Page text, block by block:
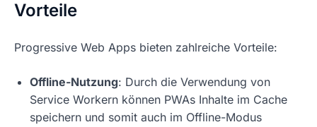
Vorteile
Progressive Web Apps bieten zahlreiche Vorteile:
Offline-Nutzung: Durch die Verwendung von
Service Workern können PWAs Inhalte im Cache
speichern und somit auch im Offline-Modus